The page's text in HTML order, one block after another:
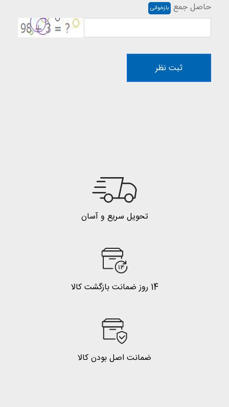
حاصل جمع بازخوانی
ثبت نظر
تحویل سریع و آسان
14 روز ضمانت بازگشت کالا
ضمانت اصل بودن کالا